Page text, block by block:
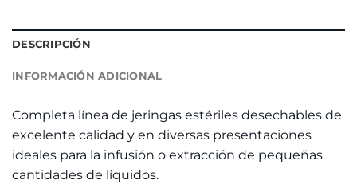
DESCRIPCIÓN
INFORMACIÓN ADICIONAL
Completa línea de jeringas estériles desechables de
excelente calidad y en diversas presentaciones
ideales para la infusión o extracción de pequeñas
cantidades de líquidos.